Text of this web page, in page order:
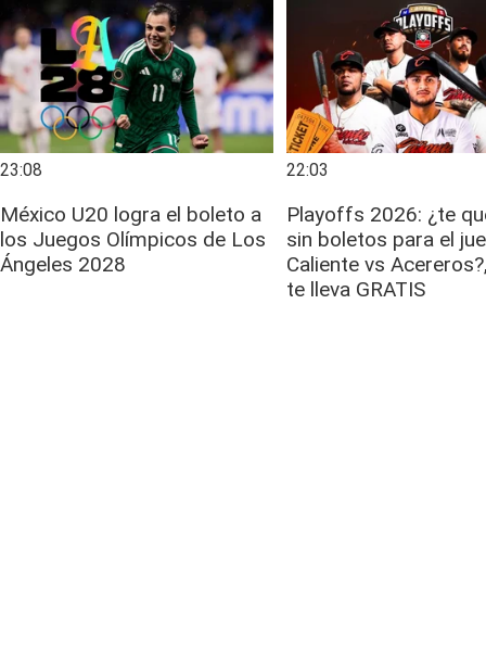
23:08
México U20 logra el boleto a
los Juegos Olímpicos de Los
Ángeles 2028
22:03
Playoffs 2026: ¿te
sin boletos para el
Caliente vs
te lleva GRATIS